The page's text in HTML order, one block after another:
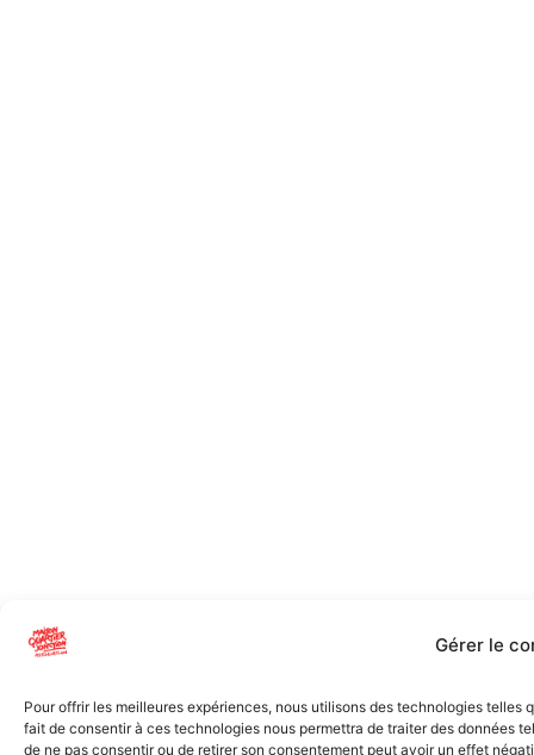
Gérer le
Pour offrir les meilleures expériences, nous utilisons des technologies
fait de consentir à ces technologies nous permettra de traiter des données
de ne pas consentir ou de retirer son consentement peut avoir un effet